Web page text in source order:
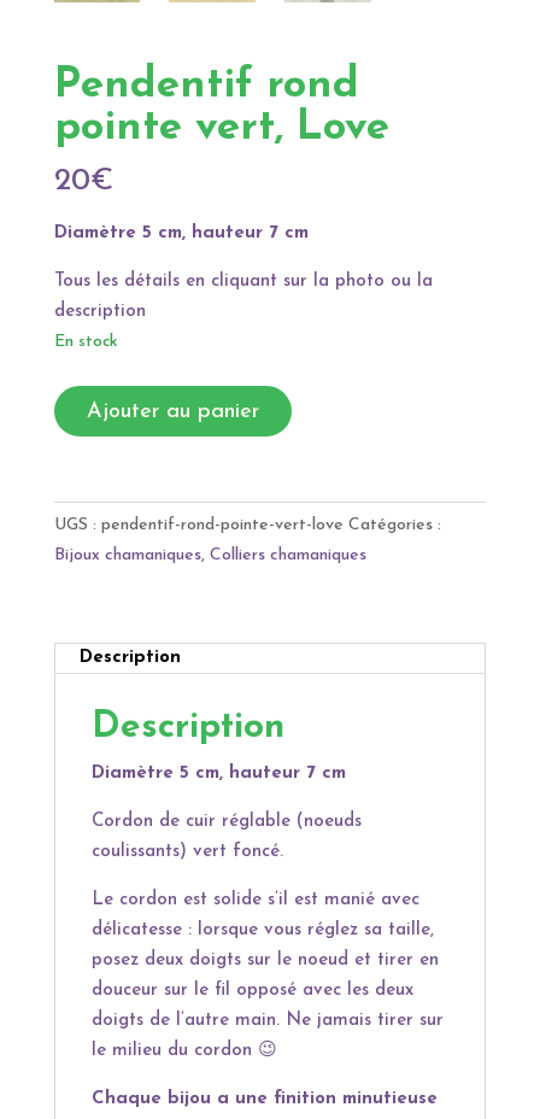
Pendentif rond
pointe vert, Love
20€
Diamètre 5 cm, hauteur 7 cm
Tous les détails en cliquant sur la photo ou la
description
En stock
quantité
de
pointe
vert,
Ajouter au panier
A
r
n
i
v
UGS : pendentif-rond-pointe-vert-love Catégories :
Bijoux chamaniques, Colliers chamaniques
Description
Description
Diamètre 5 cm, hauteur 7 cm
Cordon de cuir réglable (noeuds
coulissants) vert foncé.
Le cordon est solide s’il est manié avec
délicatesse : lorsque vous réglez sa taille,
posez deux doigts sur le noeud et tirer en
douceur sur le fil opposé avec les deux
doigts de l’autre main. Ne jamais tirer sur
le milieu du cordon 😉
Chaque bijou a une finition minutieuse